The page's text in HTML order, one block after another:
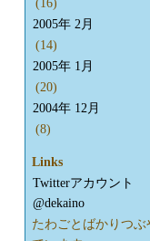
(16)
2005年 2月
(14)
2005年 1月
(20)
2004年 12月
(8)
Links
Twitterアカウント
@dekaino
たわごとばかりつぶ